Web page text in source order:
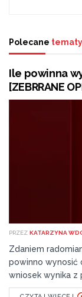
Polecane tematy
Ile powinna
[ZEBRRANE
PRZEZ KATARZYNA
Zdaniem
powinno wynosić
wniosek wynika z